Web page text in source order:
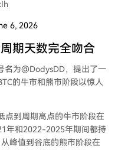
6, 2026
期天数完全吻合
名为@DodysDD，提出了一
的牛市和熊市阶段以惊人
点到周期高点的牛市阶段在
年和2022-2025年期间都持
峰值到谷底的熊市阶段在